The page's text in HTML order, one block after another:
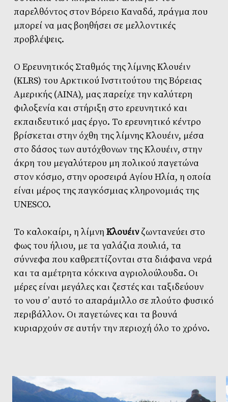
παρελθόντος στον Βόρειο Καναδά, πράγμα που
μπορεί να μας βοηθήσει σε μελλοντικές
προβλέψεις.
Ο Ερευνητικός Σταθμός της λίμνης Kλουέιν
(KLRS) του Αρκτικού Ινστιτούτου της Βόρειας
Αμερικής (AINA), μας παρείχε την καλύτερη
φιλοξενία και στήριξη στο ερευνητικό και
εκπαιδευτικό μας έργο. Το ερευνητικό κέντρο
βρίσκεται στην όχθη της λίμνης Kλουέιν, μέσα
στο δάσος των αυτόχθονων της Kλουέιν, στην
άκρη του μεγαλύτερου μη πολικού παγετώνα
στον κόσμο, στην οροσειρά Αγίου Ηλία, η οποία
είναι μέρος της παγκόσμιας κληρονομιάς της
UNESCO.
Το καλοκαίρι, η λίμνη Κλουέινζωντανεύει στο
φως του ήλιου, με τα γαλάζια πουλιά, τα
σύννεφα που καθρεπτίζονται στα διάφανα νερά
και τα αμέτρητα κόκκινα αγριολούλουδα. Οι
μέρες είναι μεγάλες και ζεστές και ταξιδεύουν
το νου σ’ αυτό το απαράμιλλο σε πλούτο φυσικό
περιβάλλον. Οι παγετώνες και τα βουνά
κυριαρχούν σε αυτήν την περιοχή όλο το χρόνο.